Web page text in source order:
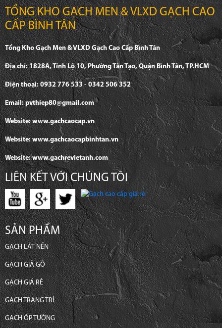
TỔNG KHO GẠCH MEN & VLXD GẠCH CAO
CẤP BÌNH TÂN
Tổng Kho Gạch Men & VLXD Gạch Cao Cấp Bình Tân
Địa chỉ: 1828A, Tỉnh Lộ 10, Phường Tân Tạo, Quận Bình Tân, TP.HCM
Điện thoại: 0932 776 533 - 0342 506 352
Email: pvthiep80@gmail.com
Website: www.gachcaocap.vn
Website: www.gachcaocapbinhtan.vn
Website: www.gachrevietanh.com
LIÊN KẾT VỚI CHÚNG TÔI
SẢN PHẨM
GẠCH LÁT NỀN
GẠCH GIẢ GỖ
GẠCH GIÁ RẺ
GẠCH TRANG TRÍ
GẠCH ỐP TƯỜNG